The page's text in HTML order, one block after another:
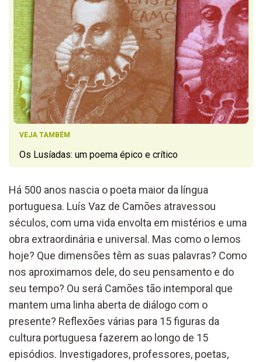
VEJA TAMBÉM
Os Lusíadas: um poema épico e crítico
Há 500 anos nascia o poeta maior da língua
portuguesa. Luís Vaz de Camões atravessou
séculos, com uma vida envolta em mistérios e uma
obra extraordinária e universal. Mas como o lemos
hoje? Que dimensões têm as suas palavras? Como
nos aproximamos de le, do seu pensamento e do
seu tempo? Ou será Camões tão intemporal que
mantem uma linha aberta de diálogo com o
presente? Reflexões várias para 15figuras da
cultura portuguesa fazerem ao longo de 15
episódios. Investigadores, professores, poetas,